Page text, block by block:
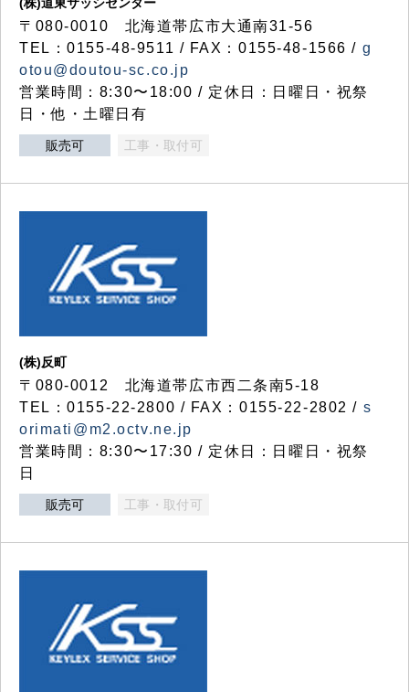
〒080-0010 北海道帯広市大通南31-56
TEL：0155-48-9511 / FAX：0155-48-1566 / g
otou@doutou-sc.co.jp
営業時間：8:30〜18:00 / 定休日：日曜日・祝祭
日・他・土曜日有
販売可 工事・取付可
(株)反町
〒080-0012 北海道帯広市西二条南5-18
TEL：0155-22-2800 / FAX：0155-22-2802 / s
orimati@m2.octv.ne.jp
営業時間：8:30〜17:30 / 定休日：日曜日・祝祭
日
販売可 工事・取付可